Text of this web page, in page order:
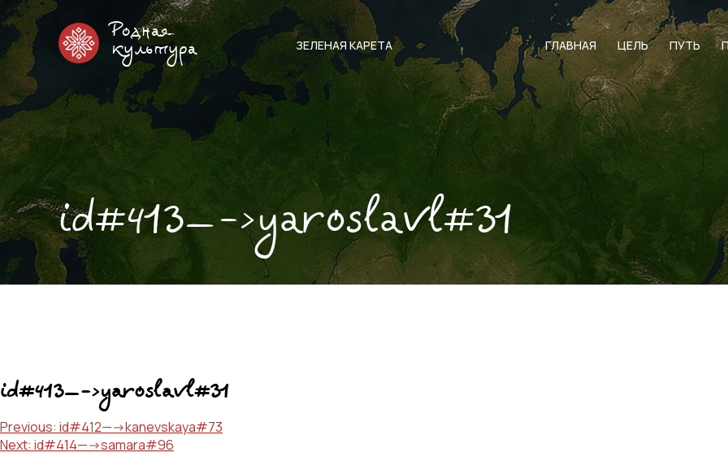
Родная
культура
ЗЕЛЕНАЯ КАРЕТА ГЛАВНАЯ ЦЕЛЬ ПУТЬ
id#413—->yaroslavl#31
id#413—->yaroslavl#31
Навигация
по
Previous: id#412—->kanevskaya#73
Next: id#414—->samara#96